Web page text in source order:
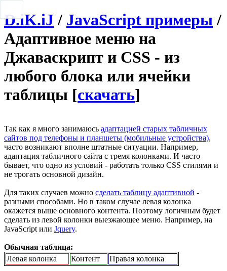
D.iK.iJ/ JavaScript примеры/
Адаптивное меню на
Джаваскрипт и CSS - из
любого блока или ячейки
таблицы [скачать]
Так как я много занимаюсь адаптацией старых табличных
сайтов под телефоны и планшеты (мобильные устройства),
часто возникают вполне штатные ситуации. Например,
адаптация табличного сайта с тремя колонками. И часто
бывает, что одно из условий - работать только CSS стилями и
не трогать основной дизайн.
Для таких случаев можно сделать таблицу адаптивной -
разными способами. Но в таком случае левая колонка
окажется выше основного контента. Поэтому логичным будет
сделать из левой колонки выезжающее меню. Например, на
JavaScript или Jquery.
Обычная таблица:
Левая колонка
Контент Правая колонка